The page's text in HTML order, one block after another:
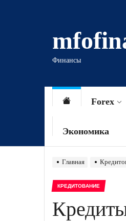
Финансы
Forex
Экономика
Главная
КРЕДИТОВАНИЕ